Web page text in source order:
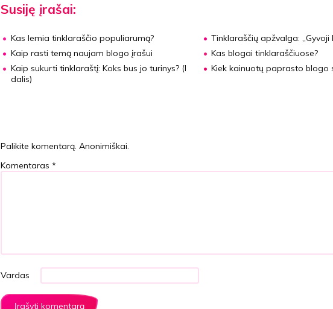
Susiję įrašai:
Kas lemia tinklaraščio populiarumą?
Kaip rasti temą naujam blogo įrašui
Kaip sukurti tinklaraštį: Koks bus jo turinys? (I
dalis)
Tinklaraščių apžvalga:
Kas blogai tinklaraščiuose?
Kiek kainuotų paprasto blogo
Palikite komentarą. Anonimiškai.
Komentaras *
Vardas